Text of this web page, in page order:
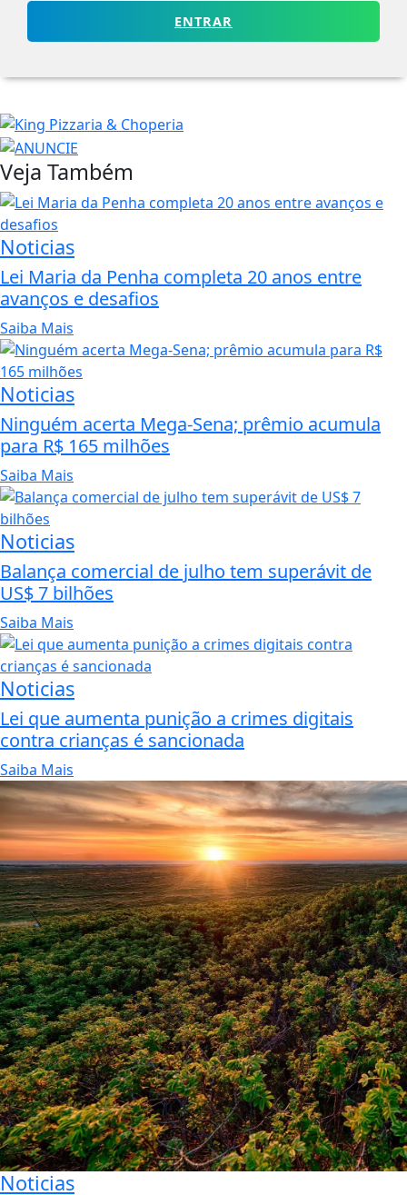
ENTRAR
Veja Também
Noticias
Lei Maria da Penha completa 20 anos entre
avanços e desafios
Saiba Mais
Noticias
Ninguém acerta Mega-Sena; prêmio acumula
para R$ 165 milhões
Saiba Mais
Noticias
Balança comercial de julho tem superávit de
US$ 7 bilhões
Saiba Mais
Noticias
Lei que aumenta punição a crimes digitais
contra crianças é sancionada
Saiba Mais
Noticias